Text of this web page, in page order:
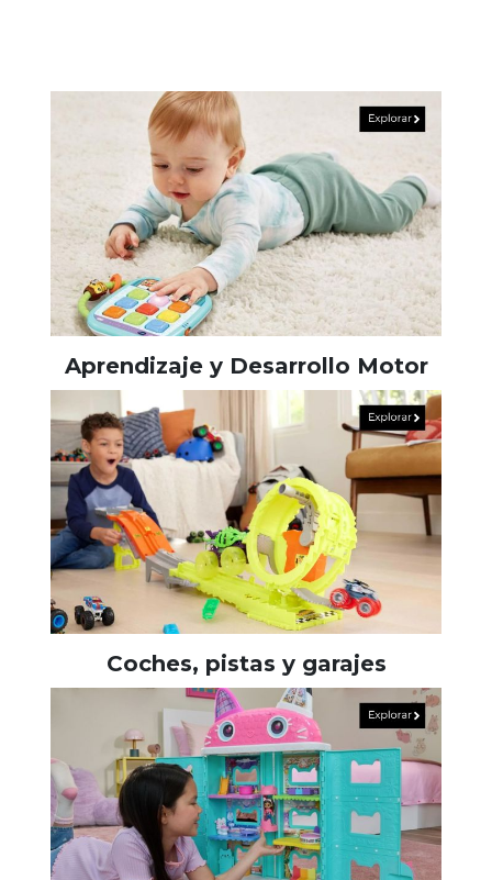
Aprendizaje y Desarrollo Motor
Coches, pistas y garajes